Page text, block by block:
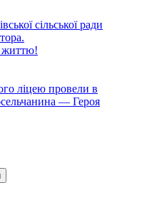
сільської ради
життю!
ліцею провели в
— Героя